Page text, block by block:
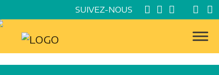
SUIVEZ-NOUS